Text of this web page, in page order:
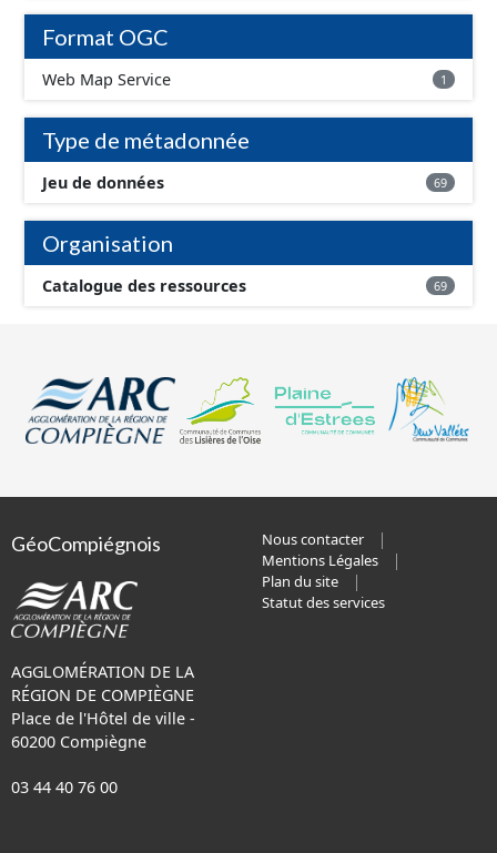
Format OGC
Web Map Service 1
Type de métadonnée
Jeu de données 69
Organisation
Catalogue des ressources 69
GéoCompiégnois
AGGLOMÉRATION DE LA
RÉGION DE COMPIÈGNE
Place de l'Hôtel de ville -
60200 Compiègne
03 44 40 76 00
Nous contacter
Mentions Légales
Plan du site
Statut des services